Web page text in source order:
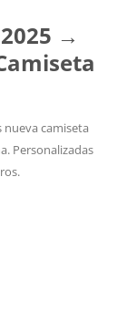
→
nueva camiseta
Personalizadas